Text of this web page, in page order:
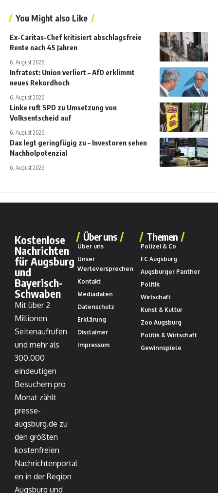
You Might also Like
Ex-Caritas-Chef kritisiert abschlagsfreie
Rente nach 45 Jahren
6. August 2026
Infratest: Union verliert – AfD erklimmt
neues Rekordhoch
6. August 2026
Linke ruft SPD zu Umsetzung von
Volksentscheid auf
6. August 2026
Dax legt geringfügig zu – Investoren sehen
Nachholpotenzial
6. August 2026
Kostenlose
Nachrichten
für Augsburg
und
Bayerisch-
Schwaben
Mit über 2
Millionen
Seitenaufrufen
und mehr als
300.000
eindeutigen
Besuchern pro
Monat zählt
presse-
augsburg.de zu
den größten
kostenfreien
Nachrichtenportal
en in der Region
Augsburg und
Über uns
Über uns
Unser
Werteversprechen
Kontakt
Mediadaten
Datenschutz
Erklärung
Disclaimer
Impressum
Themen
Polizei & Co
FC Augsburg
Augsburger Panther
Politik
Wirtschaft
Kunst & Kultur
Zoo Augsburg
Politik & Wirtschaft
Gewinnspiele